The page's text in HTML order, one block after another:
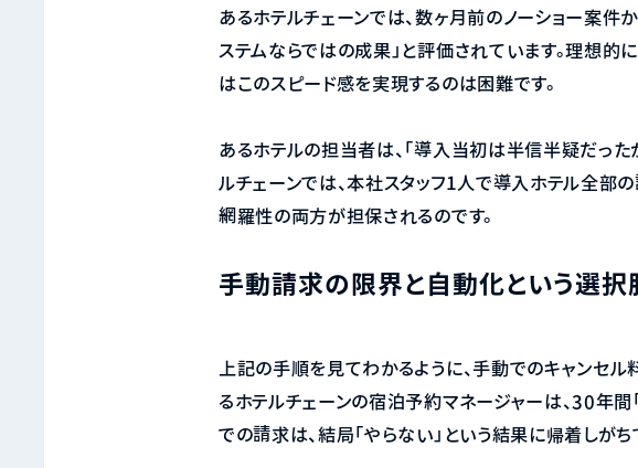
あるホテルチェーンでは、数ヶ月前のノーショー案件
ステムならではの成果」と評価されています。理想
はこのスピード感を実現するのは困難です。
あるホテルの担当者は、「導入当初は半信半疑だった
ルチェーンでは、本社スタッフ1人で導入ホテル全部
網羅性の両方が担保されるのです。
手動請求の限界と自動化という選
上記の手順を見てわかるように、手動でのキャンセ
るホテルチェーンの宿泊予約マネージャーは、30年間
での請求は、結局「やらない」という結果に帰着しがち